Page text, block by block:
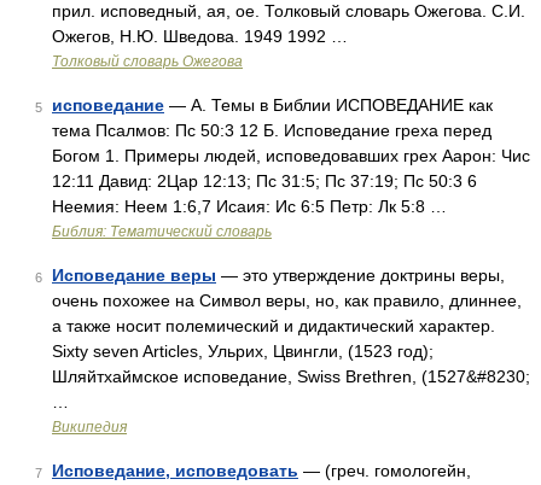
прил. исповедный, ая, ое. Толковый словарь Ожегова. С.И.
Ожегов, Н.Ю. Шведова. 1949 1992 …
Толковый словарь Ожегова
5 исповедание — А. Темы в Библии ИСПОВЕДАНИЕ как
тема Псалмов: Пс 50:3 12 Б. Исповедание греха перед
Богом 1. Примеры людей, исповедовавших грех Аарон: Чис
12:11 Давид: 2Цар 12:13; Пс 31:5; Пс 37:19; Пс 50:3 6
Неемия: Неем 1:6,7 Исаия: Ис 6:5 Петр: Лк 5:8 …
Библия: Тематический словарь
6 Исповедание веры — это утверждение доктрины веры,
очень похожее на Символ веры, но, как правило, длиннее,
а также носит полемический и дидактический характер.
Sixty seven Articles, Ульрих, Цвингли, (1523 год);
Шляйтхаймское исповедание, Swiss Brethren, (1527&#8230;
Википедия
7 Исповедание, исповедовать — (греч. гомологейн,